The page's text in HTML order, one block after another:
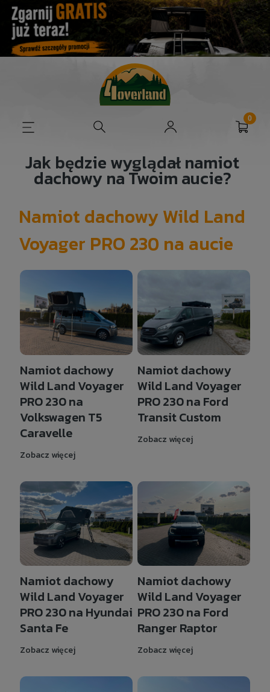
Jak będzie wyglądał namiot
dachowy na Twoim aucie?
Namiot dachowy Wild Land
Voyager PRO 230 na aucie
Namiot dachowy
Wild Land Voyager
PRO 230 na
Volkswagen T5
Caravelle
Zobacz więcej
Namiot dachowy
Wild Land Voyager
PRO 230 na Ford
Transit Custom
Zobacz więcej
Namiot dachowy
Wild Land Voyager
PRO 230 na Hyundai
Santa Fe
Zobacz więcej
Namiot dachowy
Wild Land Voyager
PRO 230 na Ford
Ranger Raptor
Zobacz więcej